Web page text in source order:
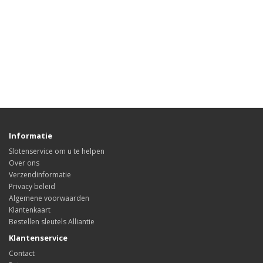
Informatie
Slotenservice om u te helpen
Over ons
Verzendinformatie
Privacy beleid
Algemene voorwaarden
Klantenkaart
Bestellen sleutels Alliantie
Klantenservice
Contact